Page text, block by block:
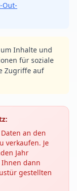
Out-
um Inhalte und
für soziale
Zugriffe auf
an den
verkaufen. Je
Jahr
dann
gestellten